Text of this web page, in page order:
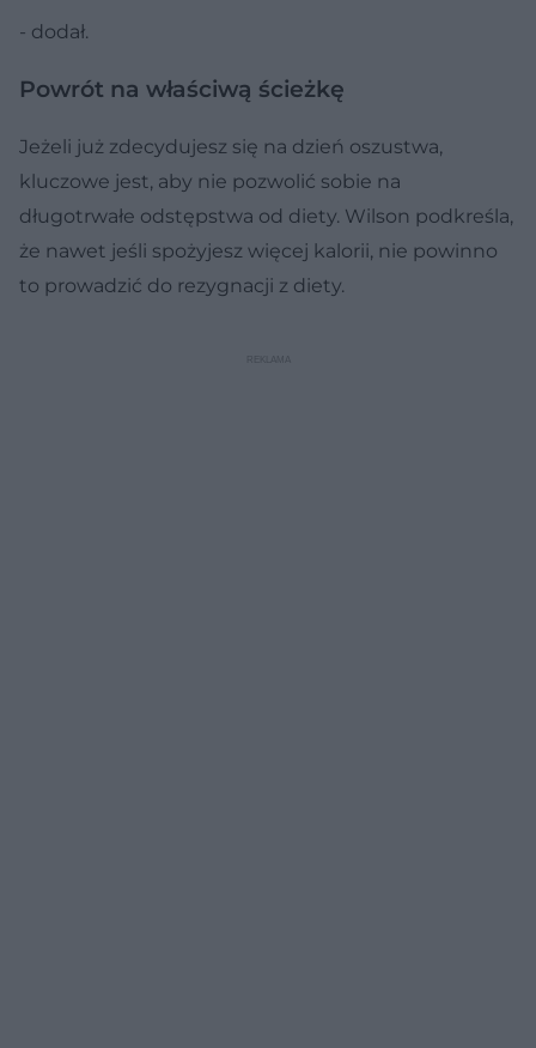
- dodał.
Powrót na właściwą ścieżkę
Jeżeli już zdecydujesz się na dzień oszustwa,
kluczowe jest, aby nie pozwolić sobie na
długotrwałe odstępstwa od diety. Wilson podkreśla,
że nawet jeśli spożyjesz więcej kalorii, nie powinno
to prowadzić do rezygnacji z diety.